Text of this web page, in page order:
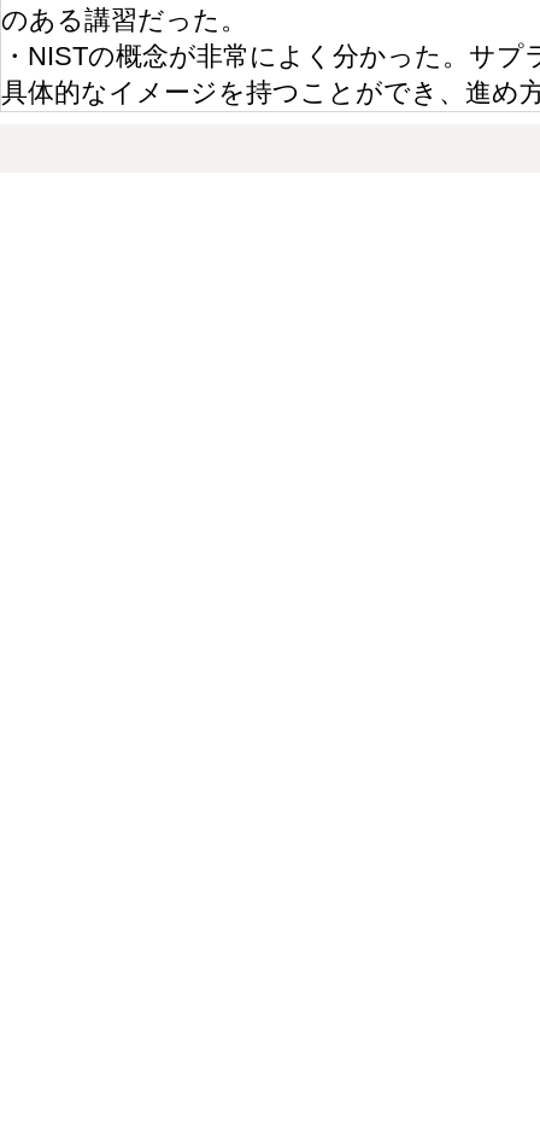
のある講習だった。
・NISTの概念が非常によく分かった。サ
具体的なイメージを持つことができ、進め